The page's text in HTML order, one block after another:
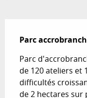
Parc
Parc
de 120 ateliers et
difficultés
de 2 hectares sur